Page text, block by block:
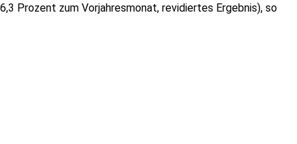
Prozent zum Vorjahresmonat, revidiertes Ergebnis), so